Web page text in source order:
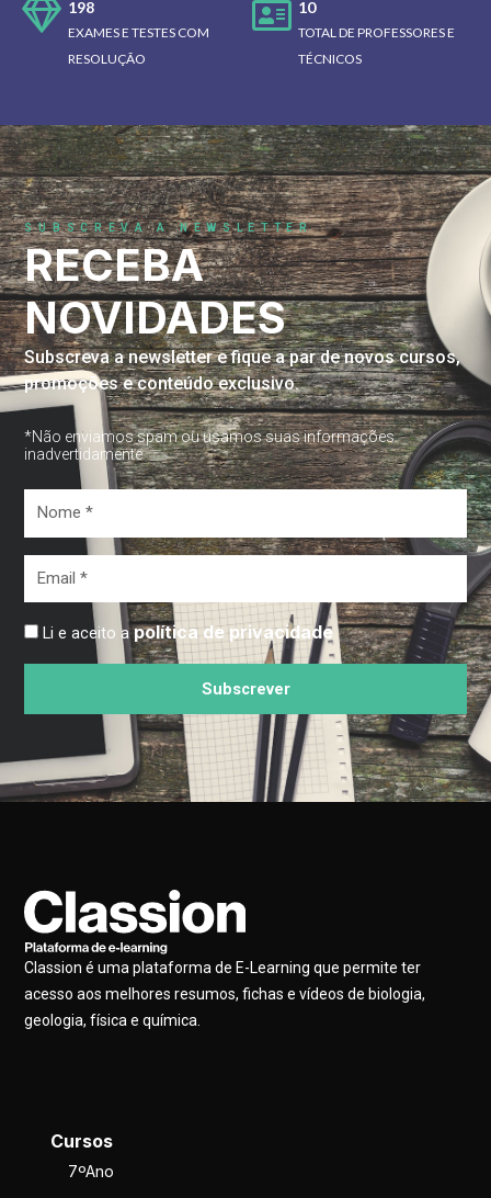
198
EXAMES E TESTES COM
RESOLUÇÃO
10
TOTAL DE PROFESSORES E
TÉCNICOS
SUBSCREVA A NEWSLETTER
RECEBA
NOVIDADES
Subscreva a newsletter e fique a par de novos cursos,
promoções e conteúdo exclusivo.
*Não enviamos spam ou usamos suas informações
inadvertidamente
Li e aceito apolítica de privacidade
Subscrever
Classion é uma plataforma de E-Learning que permite ter
acesso aos melhores resumos, fichas e vídeos de biologia,
geologia, física e química.
Cursos
7ºAno